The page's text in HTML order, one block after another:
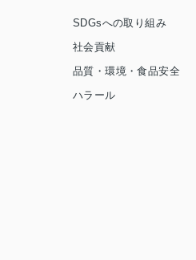
SDGsへの取り組み
社会貢献
品質・環境・食品安全
ハラール